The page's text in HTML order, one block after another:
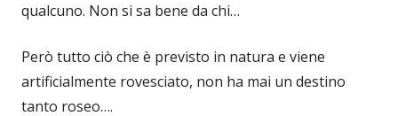
qualcuno. Non si sa bene da chi…
Però tutto ciò che è previsto in natura e viene
artificialmente rovesciato, non ha mai un destino
tanto roseo….